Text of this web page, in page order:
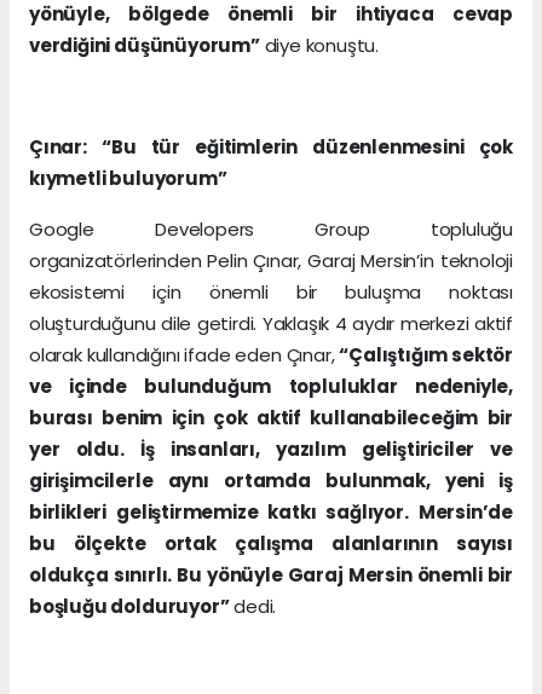
yönüyle, bölgede önemli bir ihtiyaca cevap
verdiğini düşünüyorum”diye konuştu.
Çınar: “Bu tür eğitimlerin düzenlenmesini çok
kıymetli buluyorum”
Google Developers Group topluluğu
organizatörlerinden Pelin Çınar, Garaj Mersin’in teknoloji
ekosistemi için önemli bir buluşma noktası
oluşturduğunu dile getirdi. Yaklaşık 4 aydır merkezi aktif
olarak kullandığını ifade eden Çınar,“Çalıştığım sektör
ve içinde bulunduğum topluluklar nedeniyle,
burası benim için çok aktif kullanabileceğim bir
yer oldu. İş insanları, yazılım geliştiriciler ve
girişimcilerle aynı ortamda bulunmak, yeni iş
birlikleri geliştirmemize katkı sağlıyor. Mersin’de
bu ölçekte ortak çalışma alanlarının sayısı
oldukça sınırlı. Bu yönüyle Garaj Mersin önemli bir
boşluğu dolduruyor”dedi.